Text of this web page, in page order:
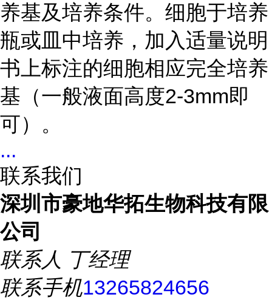
养基及培养条件。细胞于培养
瓶或皿中培养，加入适量说明
书上标注的细胞相应完全培养
基（一般液面高度2-3mm即
可）。
...
联系我们
深圳市豪地华拓生物科技有限
公司
联系人 丁经理
联系手机13265824656